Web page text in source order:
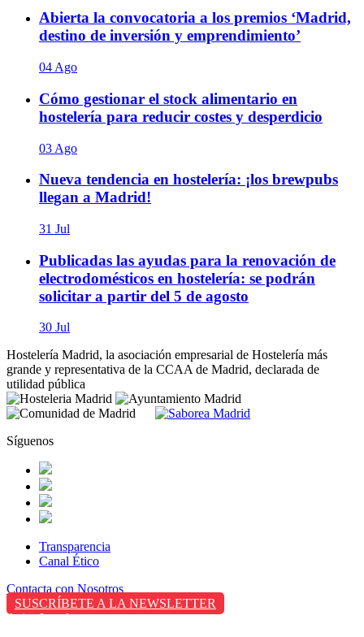
Abierta la convocatoria a los premios ‘Madrid,
destino de inversión y emprendimiento’
04 Ago
Cómo gestionar el stock alimentario en
hostelería para reducir costes y desperdicio
03 Ago
Nueva tendencia en hostelería: ¡los brewpubs
llegan a Madrid!
31 Jul
Publicadas las ayudas para la renovación de
electrodomésticos en hostelería: se podrán
solicitar a partir del 5 de agosto
30 Jul
Hostelería Madrid, la asociación empresarial de Hostelería más
grande y representativa de la CCAA de Madrid, declarada de
utilidad pública
Síguenos
Transparencia
Canal Ético
Contacta con Nosotros
SUSCRÍBETE A LA NEWSLETTER
Aviso Legal